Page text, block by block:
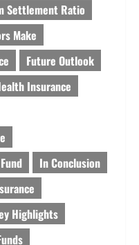
Settlement Ratio
Make
Future Outlook
Insurance
In Conclusion
Highlights